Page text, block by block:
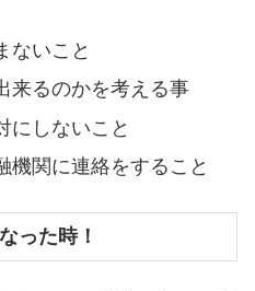
ないこと
来るのかを考える事
にしないこと
機関に連絡をすること
った時！